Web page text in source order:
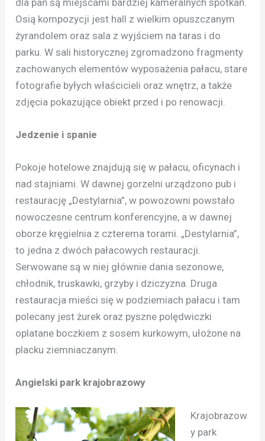
Osią kompozycji jest hall z wielkim opuszczanym
żyrandolem oraz sala z wyjściem na taras i do
parku. W sali historycznej zgromadzono fragmenty
zachowanych elementów wyposażenia pałacu, stare
fotografie byłych właścicieli oraz wnętrz, a także
zdjęcia pokazujące obiekt przed i po renowacji.
Jedzenie i spanie
Pokoje hotelowe znajdują się w pałacu, oficynach i
nad stajniami. W dawnej gorzelni urządzono pub i
restaurację „Destylarnia”, w powozowni powstało
nowoczesne centrum konferencyjne, a w dawnej
oborze kręgielnia z czterema torami. „Destylarnia”,
to jedna z dwóch pałacowych restauracji.
Serwowane są w niej głównie dania sezonowe,
chłodnik, truskawki, grzyby i dziczyzna. Druga
restauracja mieści się w podziemiach pałacu i tam
polecany jest żurek oraz pyszne polędwiczki
oplatane boczkiem z sosem kurkowym, ułożone na
placku ziemniaczanym.
Angielski park krajobrazowy
Krajobrazow
y park